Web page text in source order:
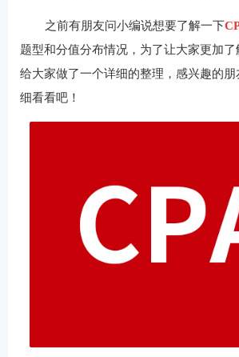
之前有朋友问小编说想要了解一下
题型和分值分布情况，为了让大家更加了
给大家做了一个详细的整理，感兴趣的
细看看吧！